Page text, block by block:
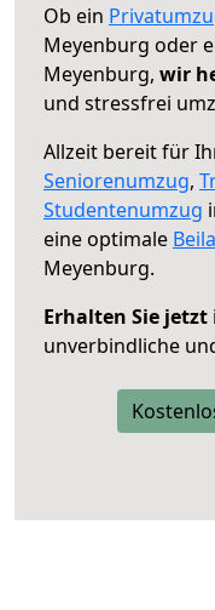
Ob ein
Meyenburg oder
Meyenburg, wir
und stressfrei
Allzeit bereit für
Seniorenumzug,
Studentenumzug
eine optimale
Meyenburg.
Erhalten Sie jetzt
unverbindliche